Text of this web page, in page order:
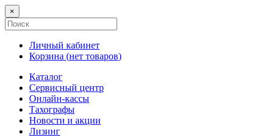
×
Личный кабинет
Корзина (нет товаров)
Каталог
Сервисный центр
Онлайн-кассы
Тахографы
Новости и акции
Лизинг